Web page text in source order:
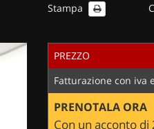
Stampa
PREZZO
Fatturazione con iva
PRENOTALA ORA
Con un acconto di